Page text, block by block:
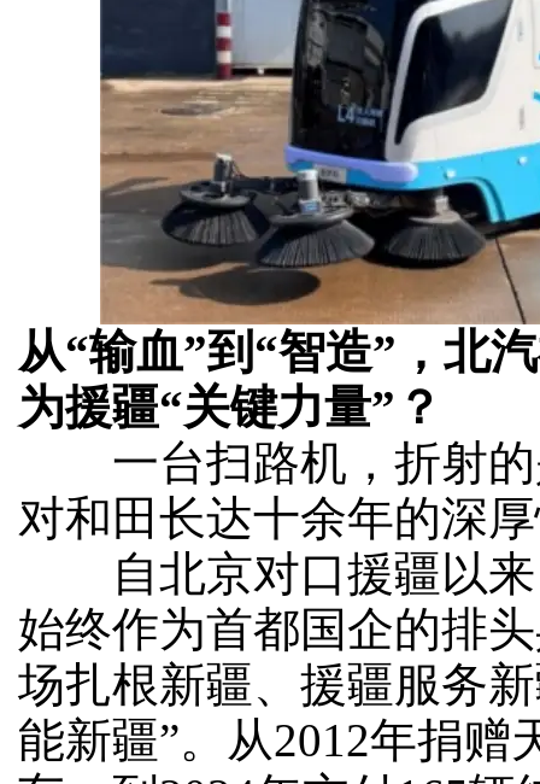
从“输血”到“智造”，北
为援疆“关键力量”？
一台扫路机，折射的
对和田长达十余年的深
自北京对口援疆以来
始终作为首都国企的排
场扎根新疆、援疆服务
能新疆”。从2012年捐赠